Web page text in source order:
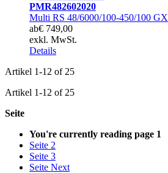
PMR482602020
Multi RS 48/6000/100-450/100 GX
ab€ 749,00
exkl. MwSt.
Details
Artikel 1-12 of 25
Artikel 1-12 of 25
Seite
You're currently reading page 1
Seite 2
Seite 3
Seite Next